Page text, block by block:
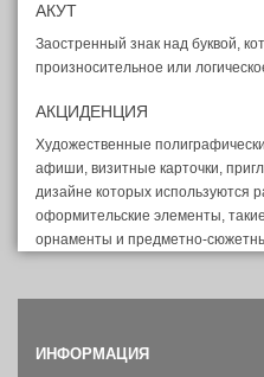
АКУТ
Заостренный знак над буквой,
произносительное или
АКЦИДЕНЦИЯ
Художественные
афиши, визитные карточки,
дизайне которых используются
оформительские элементы,
орнаменты и предметно-
ИНФОРМАЦИЯ